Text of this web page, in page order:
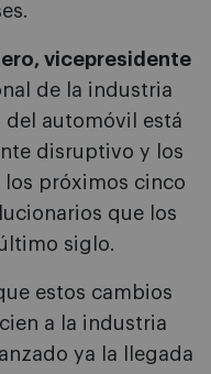
vicepresidente
de la industria
automóvil está
disruptivo y los
los próximos cinco
que los
siglo.
estos cambios
a la industria
ya la llegada